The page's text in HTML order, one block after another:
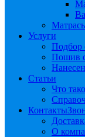
Услуги
Подбор
Пошив
Статьи
Что
Контакты
О